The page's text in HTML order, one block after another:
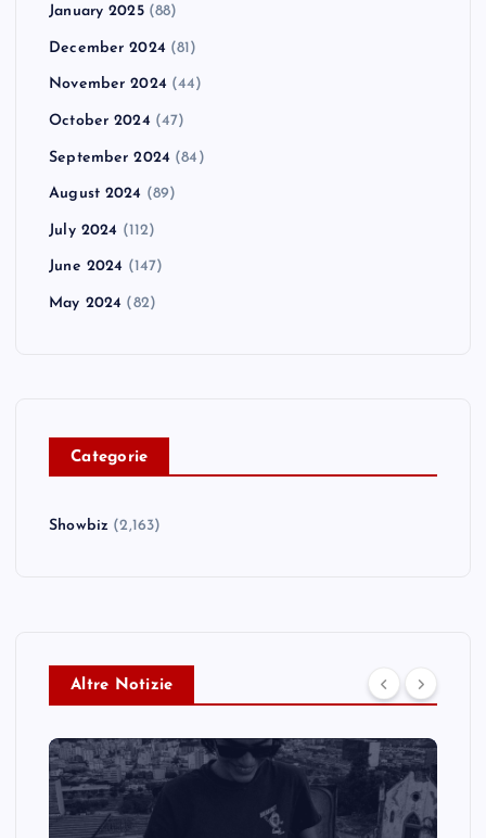
January 2025(88)
December 2024 (81)
November 2024 (44)
October 2024 (47)
September 2024 (84)
August 2024 (89)
July 2024 (112)
June 2024 (147)
May 2024 (82)
Categorie
Showbiz (2,163)
Altre Notizie